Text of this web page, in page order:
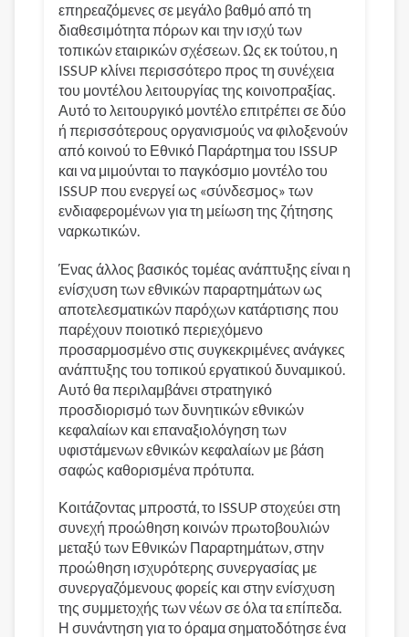
επηρεαζόμενες σε μεγάλο βαθμό από τη
διαθεσιμότητα πόρων και την ισχύ των
τοπικών εταιρικών σχέσεων. Ως εκ τούτου, η
ISSUP κλίνει περισσότερο προς τη συνέχεια
του μοντέλου λειτουργίας της κοινοπραξίας.
Αυτό το λειτουργικό μοντέλο επιτρέπει σε δύο
ή περισσότερους οργανισμούς να φιλοξενούν
από κοινού το Εθνικό Παράρτημα του ISSUP
και να μιμούνται το παγκόσμιο μοντέλο του
ISSUP που ενεργεί ως «σύνδεσμος» των
ενδιαφερομένων για τη μείωση της ζήτησης
ναρκωτικών.
Ένας άλλος βασικός τομέας ανάπτυξης είναι η
ενίσχυση των εθνικών παραρτημάτων ως
αποτελεσματικών παρόχων κατάρτισης που
παρέχουν ποιοτικό περιεχόμενο
προσαρμοσμένο στις συγκεκριμένες ανάγκες
ανάπτυξης του τοπικού εργατικού δυναμικού.
Αυτό θα περιλαμβάνει στρατηγικό
προσδιορισμό των δυνητικών εθνικών
κεφαλαίων και επαναξιολόγηση των
υφιστάμενων εθνικών κεφαλαίων με βάση
σαφώς καθορισμένα πρότυπα.
Κοιτάζοντας μπροστά, το ISSUP στοχεύει στη
συνεχή προώθηση κοινών πρωτοβουλιών
μεταξύ των Εθνικών Παραρτημάτων, στην
προώθηση ισχυρότερης συνεργασίας με
συνεργαζόμενους φορείς και στην ενίσχυση
της συμμετοχής των νέων σε όλα τα επίπεδα.
Η συνάντηση για το όραμα σηματοδότησε ένα